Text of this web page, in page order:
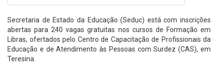
Secretaria de Estado da Educação (Seduc) está com inscrições
abertas para 240 vagas gratuitas nos cursos de Formação em
Libras, ofertados pelo Centro de Capacitação de Profissionais da
Educação e de Atendimento às Pessoas com Surdez (CAS), em
Teresina.